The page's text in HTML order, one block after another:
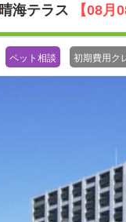
晴海テラス 【08月
ペット相談 初期費用ク